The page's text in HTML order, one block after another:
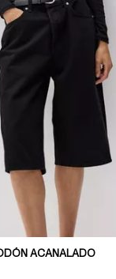
ACANALADO